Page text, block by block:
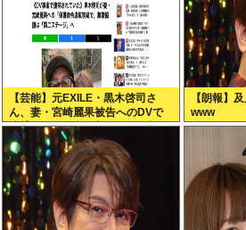
【芸能】元EXILE・黒木啓司さ
ん、妻・宮崎麗果被告へのDVで
逮捕されていたと判明（全身打
撲、頭部裂傷及び打撲、頸部損
傷）
【朗報】
www